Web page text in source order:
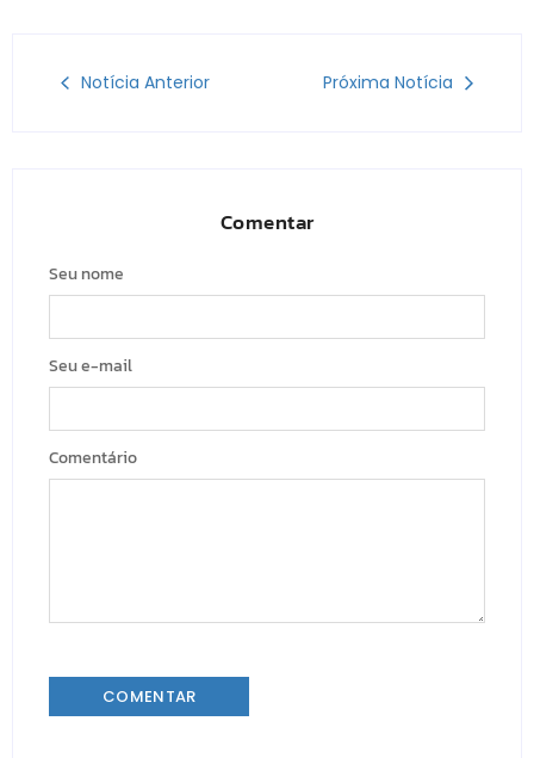
Notícia Anterior Próxima Notícia
Comentar
Seu nome
Seu e-mail
Comentário